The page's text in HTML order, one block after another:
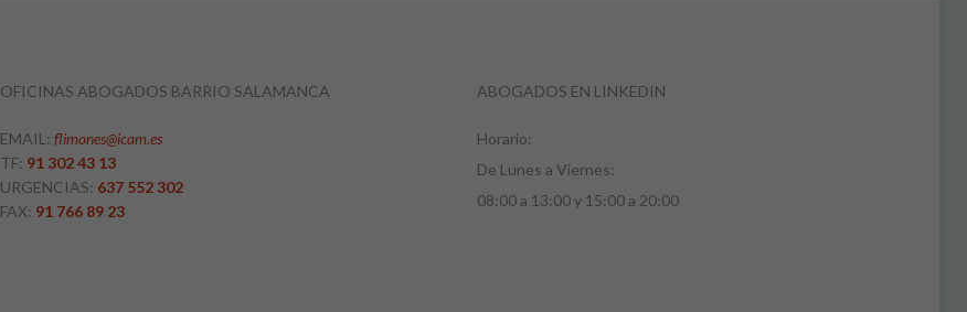
OFICINAS ABOGADOS BARRIO SALAMANCA
EMAIL:flimones@icam.es
TF: 91 302 43 13
URGENCIAS: 637 552 302
FAX: 91 766 89 23
ABOGADOS EN LINKEDIN
Horario:
De Lunes a Viernes:
08:00 a 13:00 y 15:00 a 20:00